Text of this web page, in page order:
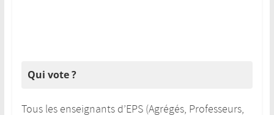
Qui vote ?
Tous les enseignants d’EPS (Agrégés, Professeurs,